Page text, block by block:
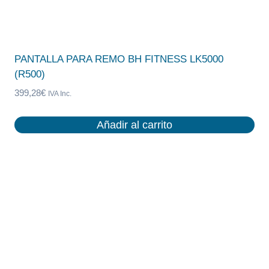
PANTALLA PARA REMO BH FITNESS LK5000
(R500)
399,28€ IVA Inc.
Añadir al carrito